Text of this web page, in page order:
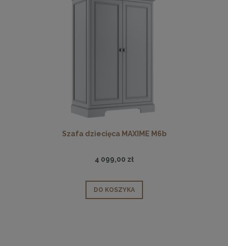
Szafa dziecięca MAXIME M6b
4 099,00 zł
DO KOSZYKA